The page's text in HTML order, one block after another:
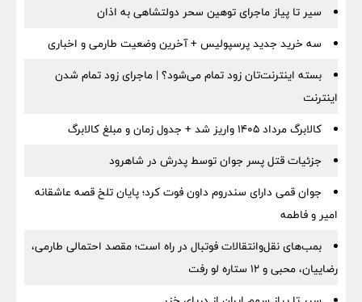
سیر تا پیاز ماجرای توهین سحر دولتشاهی به اذان
سه خرید جدید پرسپولیس + آخرین وضعیت طارمی و اخباری
بسته اینترنت‌تان زود تمام می‌شود؟ | ماجرای زود تمام شدن
اینترنت
کالابرگ مرداد ۱۴۰۵ واریز شد + جدول زمان و مبلغ کالابرگ
جزئیات قتل پسر جوان توسط پدرش در شاهرود
جوان قمی دارای سندروم داون فوت کرد؛ پایان تلخ قصه عاشقانه
امیر و فاطمه
بمب‌های نقل‌وانتقالات فوتبال در راه است؛ مقصد احتمالی طارمی،
رضاییان، محبی و ۱۲ ستاره لو رفت